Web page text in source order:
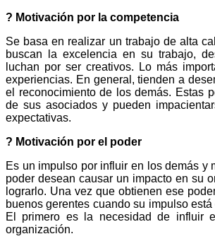
? Motivación por la competencia
Se basa en realizar un trabajo de alta
buscan la excelencia en su trabajo,
luchan por ser creativos. Lo más
experiencias. En general, tienden a
el reconocimiento de los demás. Estas
de sus asociados y pueden
expectativas.
? Motivación por el poder
Es un impulso por influir en los demás y
poder desean causar un impacto en su
lograrlo. Una vez que obtienen ese
buenos gerentes cuando su impulso
El primero es la necesidad de influir
organización.